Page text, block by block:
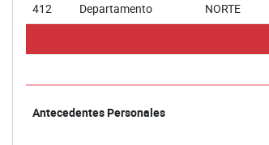
412
Departamento NORTE
Antecedentes Personales